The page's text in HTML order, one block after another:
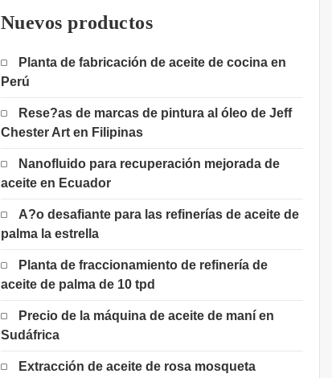
Nuevos productos
Planta de fabricación de aceite de cocina en
Perú
Rese?as de marcas de pintura al óleo de Jeff
Chester Art en Filipinas
Nanofluido para recuperación mejorada de
aceite en Ecuador
A?o desafiante para las refinerías de aceite de
palma la estrella
Planta de fraccionamiento de refinería de
aceite de palma de 10 tpd
Precio de la máquina de aceite de maní en
Sudáfrica
Extracción de aceite de rosa mosqueta